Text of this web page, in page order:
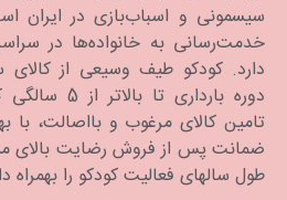
خدمت‌رسانی به خانواده‌ها در
دارد. كودكو طیف وسیعی از کالای
دوره
تامین کالای مرغوب و بااصالت، با
ضمانت پس از فروش رضایت بالای
طول سالهای فعالیت کودکو را